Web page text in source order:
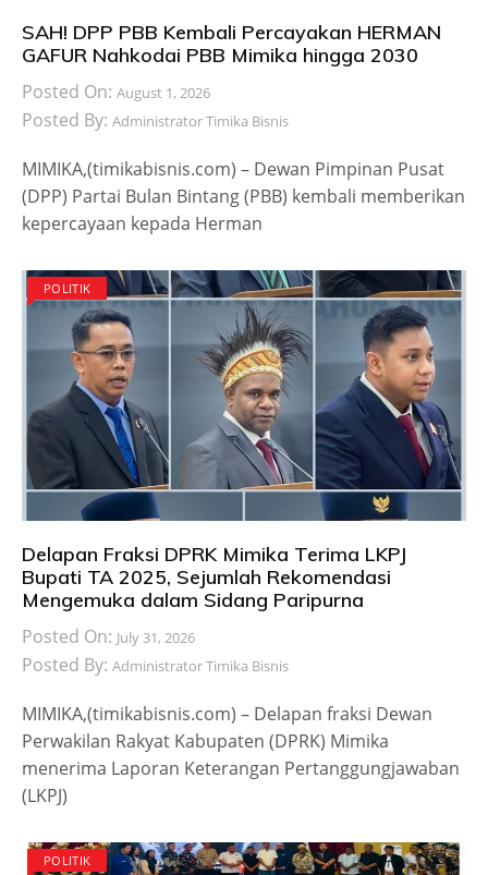
SAH! DPP PBB Kembali Percayakan HERMAN
GAFUR Nahkodai PBB Mimika hingga 2030
Posted On: August 1, 2026
Posted By: Administrator Timika Bisnis
MIMIKA,(timikabisnis.com) – Dewan Pimpinan Pusat
(DPP) Partai Bulan Bintang (PBB) kembali memberikan
kepercayaan kepada Herman
POLITIK
Delapan Fraksi DPRK Mimika Terima LKPJ
Bupati TA 2025, Sejumlah Rekomendasi
Mengemuka dalam Sidang Paripurna
Posted On: July 31, 2026
Posted By: Administrator Timika Bisnis
MIMIKA,(timikabisnis.com) – Delapan fraksi Dewan
Perwakilan Rakyat Kabupaten (DPRK) Mimika
menerima Laporan Keterangan Pertanggungjawaban
(LKPJ)
POLITIK